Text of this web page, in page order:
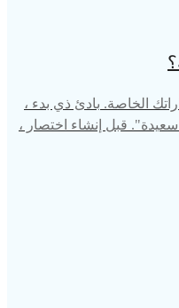
هذه مقالة تعلمك كيفية إنشاء اختصاراتك الخاصة. بادئ ذي بدء ،
قبل إنشاء اختصار ،
، أنا ذاهب للنوم" إلى